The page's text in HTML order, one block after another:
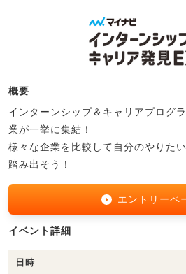
概要
インターンシップ＆キャリアプログ
業が一挙に集結！
様々な企業を比較して自分のやりた
踏み出そう！
エントリーペ
イベント詳細
日時